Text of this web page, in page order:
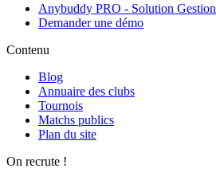
Anybuddy PRO - Solution Gestion
Demander une démo
Contenu
Blog
Annuaire des clubs
Tournois
Matchs publics
Plan du site
On recrute !